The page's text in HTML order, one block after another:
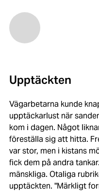
Upptäckten
Vägarbetarna kunde
upptäckarlust när
kom i dagen. Något
föreställa sig att hitta.
var stor, men i kistans
fick dem på andra
mänskliga. Otaliga
upptäckten. "Märkligt